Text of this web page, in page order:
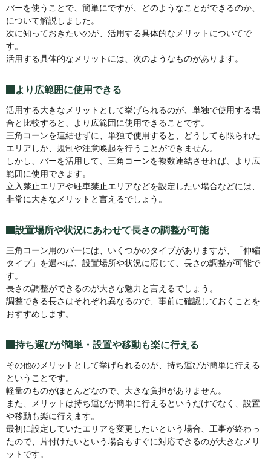
バーを使うことで、簡単にですが、どのようなことができるのか、
について解説しました。
次に知っておきたいのが、活用する具体的なメリットについてで
す。
活用する具体的なメリットには、次のようなものがあります。
より広範囲に使用できる
活用する大きなメリットとして挙げられるのが、単独で使用する場
合と比較すると、より広範囲に使用できることです。
三角コーンを連結せずに、単独で使用すると、どうしても限られた
エリアしか、規制や注意喚起を行うことができません。
しかし、バーを活用して、三角コーンを複数連結させれば、より広
範囲に使用できます。
立入禁止エリアや駐車禁止エリアなどを設定したい場合などには、
非常に大きなメリットと言えるでしょう。
設置場所や状況にあわせて長さの調整が可能
三角コーン用のバーには、いくつかのタイプがありますが、「伸縮
タイプ」を選べば、設置場所や状況に応じて、長さの調整が可能で
す。
長さの調整ができるのが大きな魅力と言えるでしょう。
調整できる長さはそれぞれ異なるので、事前に確認しておくことを
おすすめします。
持ち運びが簡単・設置や移動も楽に行える
その他のメリットとして挙げられるのが、持ち運びが簡単に行える
ということです。
軽量のものがほとんどなので、大きな負担がありません。
また、メリットは持ち運びが簡単に行えるというだけでなく、設置
や移動も楽に行えます。
最初に設定していたエリアを変更したいという場合、工事が終わっ
たので、片付けたいという場合もすぐに対応できるのが大きなメリ
ットです。